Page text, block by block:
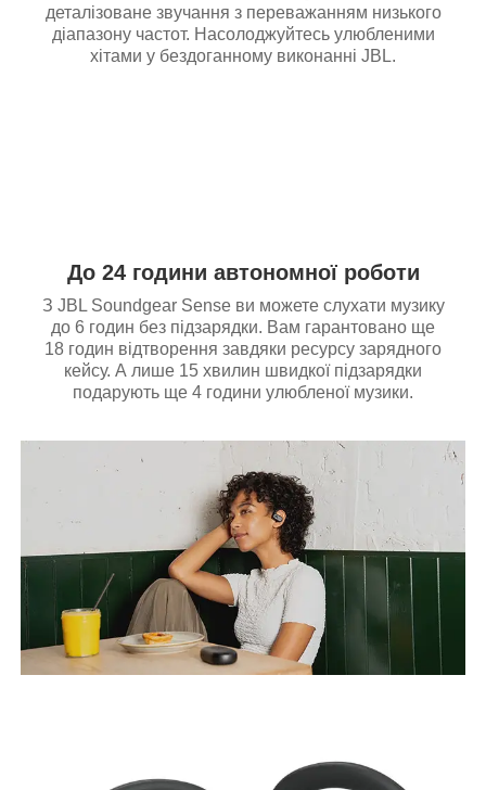
деталізоване звучання з переважанням низького
діапазону частот. Насолоджуйтесь улюбленими
хітами у бездоганному виконанні JBL.
До 24 години автономної роботи
З JBL Soundgear Sense ви можете слухати музику
до 6 годин без підзарядки. Вам гарантовано ще
18 годин відтворення завдяки ресурсу зарядного
кейсу. А лише 15 хвилин швидкої підзарядки
подарують ще 4 години улюбленої музики.